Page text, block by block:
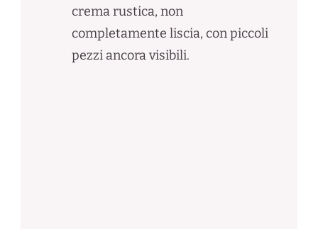
crema rustica, non
completamente liscia, con piccoli
pezzi ancora visibili.